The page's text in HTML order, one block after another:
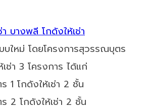
า บางพลีโกดังให้เช่า
บใหม่ โดยโครงการสุวรรณบุตร
ช่า 3 โครงการ ได้แก่
1 โกดังให้เช่า 2 ชั้น
2 โกดังให้เช่า 2 ชั้น